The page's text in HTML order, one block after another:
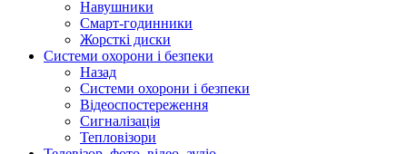
Навушники
Смарт-годинники
Жорсткі диски
Системи охорони і безпеки
Назад
Системи охорони і безпеки
Відеоспостереження
Сигналізація
Тепловізори